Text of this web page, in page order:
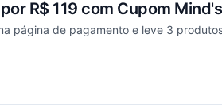
R$ 119 com Cupom
página de pagamento e leve 3